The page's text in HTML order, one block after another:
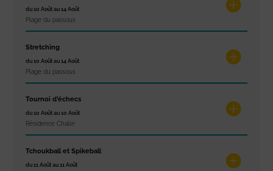
du 10 Août au 14 Août
Plage du passous
Stretching
du 10 Août au 14 Août
Plage du passous
Tournoi d’échecs
du 10 Août au 10 Août
Résidence Challe
Tchoukball et Spikeball
du 11 Août au 11 Août